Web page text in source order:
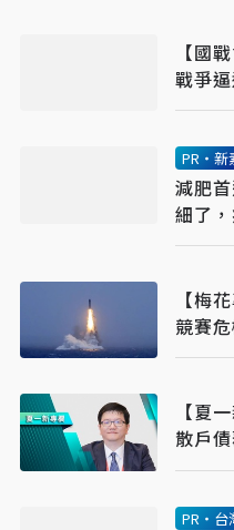
【國
戰爭
PR・新
減肥
細了
【梅
競賽
【夏
散戶債
PR・